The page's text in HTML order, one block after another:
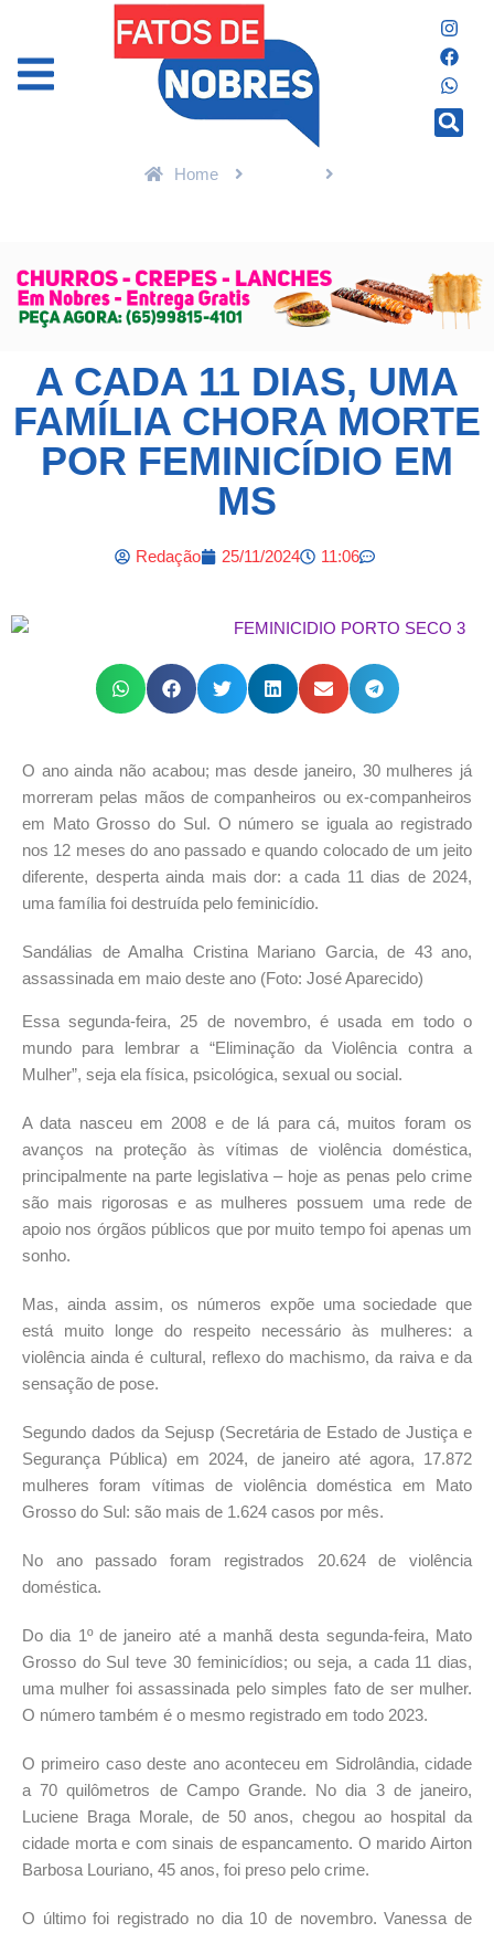
Home
A CADA 11 DIAS, UMA
FAMÍLIA CHORA MORTE
POR FEMINICÍDIO EM
MS
Redação 25/11/2024 11:06
O ano ainda não acabou; mas desde janeiro, 30 mulheres já
morreram pelas mãos de companheiros ou ex-companheiros
em Mato Grosso do Sul. O número se iguala ao registrado
nos 12 meses do ano passado e quando colocado de um jeito
diferente, desperta ainda mais dor: a cada 11 dias de 2024,
uma família foi destruída pelo feminicídio.
Sandálias de Amalha Cristina Mariano Garcia, de 43 ano,
assassinada em maio deste ano (Foto: José Aparecido)
Essa segunda-feira, 25 de novembro, é usada em todo o
mundo para lembrar a “Eliminação da Violência contra a
Mulher”, seja ela física, psicológica, sexual ou social.
A data nasceu em 2008 e de lá para cá, muitos foram os
avanços na proteção às vítimas de violência doméstica,
principalmente na parte legislativa – hoje as penas pelo crime
são mais rigorosas e as mulheres possuem uma rede de
apoio nos órgãos públicos que por muito tempo foi apenas um
sonho.
Mas, ainda assim, os números expõe uma sociedade que
está muito longe do respeito necessário às mulheres: a
violência ainda é cultural, reflexo do machismo, da raiva e da
sensação de pose.
Segundo dados da Sejusp (Secretária de Estado de Justiça e
Segurança Pública) em 2024, de janeiro até agora, 17.872
mulheres foram vítimas de violência doméstica em Mato
Grosso do Sul: são mais de 1.624 casos por mês.
No ano passado foram registrados 20.624 de violência
doméstica.
Do dia 1º de janeiro até a manhã desta segunda-feira, Mato
Grosso do Sul teve 30 feminicídios; ou seja, a cada 11 dias,
uma mulher foi assassinada pelo simples fato de ser mulher.
O número também é o mesmo registrado em todo 2023.
O primeiro caso deste ano aconteceu em Sidrolândia, cidade
a 70 quilômetros de Campo Grande. No dia 3 de janeiro,
Luciene Braga Morale, de 50 anos, chegou ao hospital da
cidade morta e com sinais de espancamento. O marido Airton
Barbosa Louriano, 45 anos, foi preso pelo crime.
O último foi registrado no dia 10 de novembro. Vanessa de